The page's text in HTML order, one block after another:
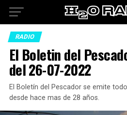
RADIO
El Boletin del
del 26-07-2022
El Boletín del Pescador se emite
desde hace mas de 28 años.